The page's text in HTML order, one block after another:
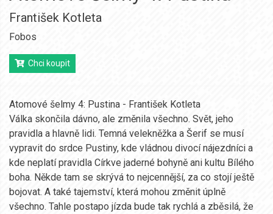
František Kotleta
Fobos
Chci koupit
Atomové šelmy 4: Pustina - František Kotleta
Válka skončila dávno, ale změnila všechno. Svět, jeho
pravidla a hlavně lidi. Temná velekněžka a Šerif se musí
vypravit do srdce Pustiny, kde vládnou divocí nájezdníci a
kde neplatí pravidla Církve jaderné bohyně ani kultu Bílého
boha. Někde tam se skrývá to nejcennější, za co stojí ještě
bojovat. A také tajemství, která mohou změnit úplně
všechno. Tahle postapo jízda bude tak rychlá a zběsilá, že